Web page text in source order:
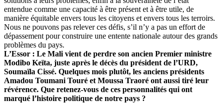
entendue comme une capacité à être présent et à être utile, de
manière équitable envers tous les citoyens et envers tous les terroirs.
Nous ne pouvons pas relever ces défis, s’il n’y a pas un effort de
dépassement pour construire une entente nationale autour des grands
problèmes du pays.
L’Essor : Le Mali vient de perdre son ancien Premier ministre
Modibo Keïta, juste après le décès du président de l’URD,
Soumaïla Cissé. Quelques mois plutôt, les anciens présidents
Amadou Toumani Touré et Moussa Traoré ont aussi tiré leur
révérence. Que retenez-vous de ces personnalités qui ont
marqué l’histoire politique de notre pays ?